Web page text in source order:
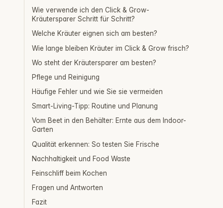
Wie verwende ich den Click & Grow-
Kräutersparer Schritt für Schritt?
Welche Kräuter eignen sich am besten?
Wie lange bleiben Kräuter im Click & Grow frisch?
Wo steht der Kräutersparer am besten?
Pflege und Reinigung
Häufige Fehler und wie Sie sie vermeiden
Smart-Living-Tipp: Routine und Planung
Vom Beet in den Behälter: Ernte aus dem Indoor-
Garten
Qualität erkennen: So testen Sie Frische
Nachhaltigkeit und Food Waste
Feinschliff beim Kochen
Fragen und Antworten
Fazit